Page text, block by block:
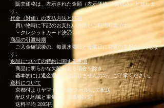
販売価格は、表示された金額（表示価格/消費税込）と致しま
す。
代金（対価）の支払方法と時期
買い物時に下記のお支払い方法がご利用可能です。
・クレジットカード決済
商品の引渡時期
ご入金確認後の、毎週水曜日と金曜日に発送の手配をいたしま
す。
返品についての特約に関する事項
商品に明らかな欠陥がある場合を除き、
基本的には返金返品には応じませんので、ご了承ください。
送料について
京都付よりヤマト宅急便(クール)にて配送
配送先地域と重量による価格設定
送料平均 2095円